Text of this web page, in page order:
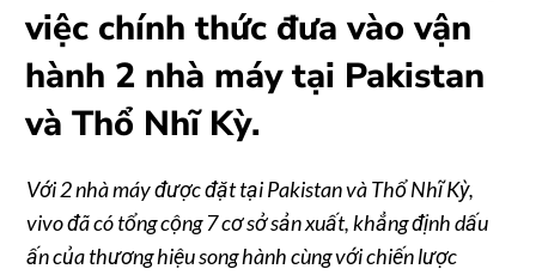
việc chính thức đưa vào vận
hành 2 nhà máy tại Pakistan
và Thổ Nhĩ Kỳ.
Với 2 nhà máy được đặt tại Pakistan và Thổ Nhĩ Kỳ,
vivo đã có tổng cộng 7 cơ sở sản xuất, khẳng định dấu
ấn của thương hiệu song hành cùng với chiến lược